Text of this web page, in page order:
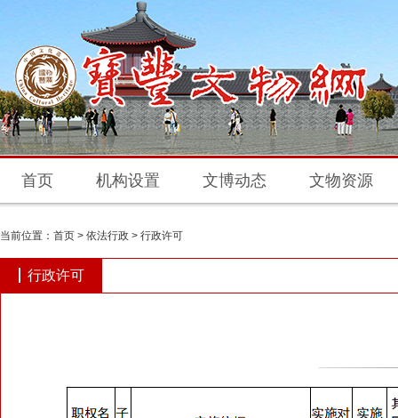
首页 机构设置 文博动态 文物资源
当前位置： 首页 > 依法行政 > 行政许可
行政许可